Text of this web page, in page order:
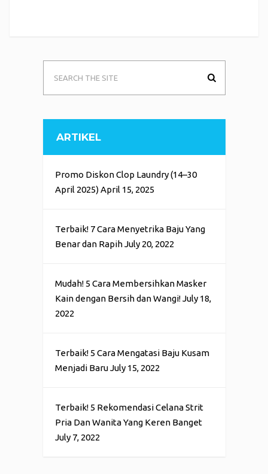
ARTIKEL
Promo Diskon Clop Laundry (14–30
April 2025) April 15, 2025
Terbaik! 7 Cara Menyetrika Baju Yang
Benar dan Rapih July 20, 2022
Mudah! 5 Cara Membersihkan Masker
Kain dengan Bersih dan Wangi! July 18,
2022
Terbaik! 5 Cara Mengatasi Baju Kusam
Menjadi Baru July 15, 2022
Terbaik! 5 Rekomendasi Celana Strit
Pria Dan Wanita Yang Keren Banget
July 7, 2022